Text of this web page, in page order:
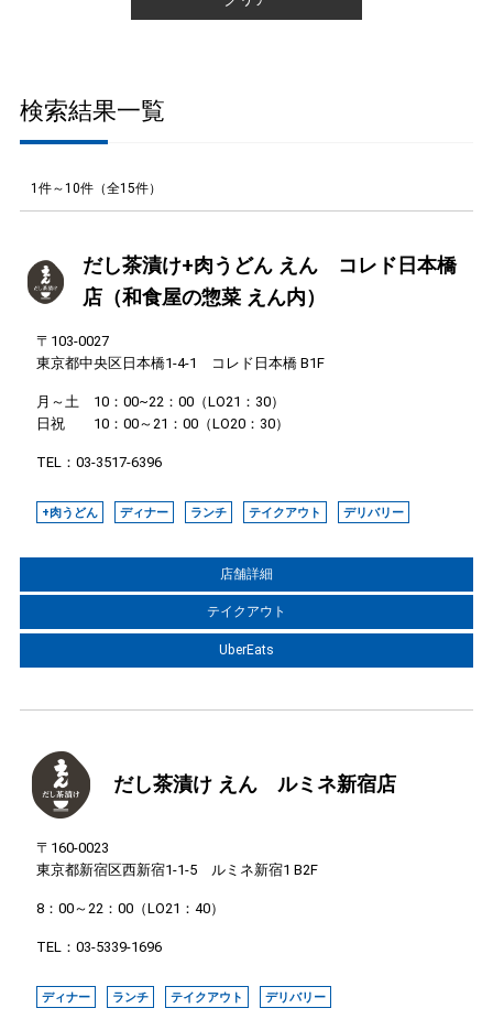
検索結果一覧
1件～10件（全15件）
だし茶漬け+肉うどん えん コレド日本橋
店（和食屋の惣菜 えん内）
〒103-0027
東京都中央区日本橋1-4-1 コレド日本橋 B1F
月～土 10：00~22：00（LO21：30）
日祝 10：00～21：00（LO20：30）
TEL：03-3517-6396
+肉うどん ディナー ランチ テイクアウト デリバリー
店舗詳細
テイクアウト
UberEats
だし茶漬け えん ルミネ新宿店
〒160-0023
東京都新宿区西新宿1-1-5 ルミネ新宿1 B2F
8：00～22：00（LO21：40）
TEL：03-5339-1696
ディナー ランチ テイクアウト デリバリー